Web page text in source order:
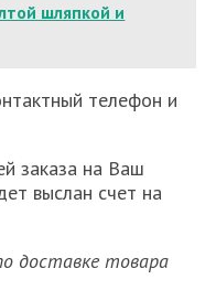
шляпкой и
телефон и
заказа на Ваш
выслан счет на
доставке товара